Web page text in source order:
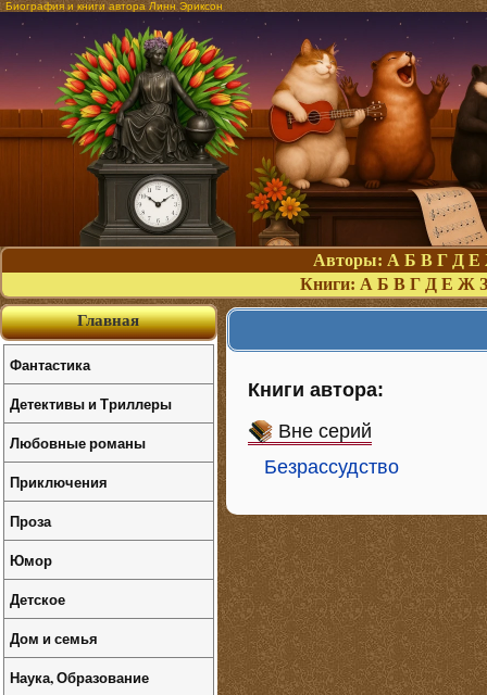
Биография и книги автора Линн Эриксон
Авторы: А Б В Г Д Е
Книги: А Б В Г Д Е Ж З
Книги автора:
Вне серий
Безрассудство
Главная
Фантастика
Детективы и Триллеры
Любовные романы
Приключения
Проза
Юмор
Детское
Дом и семья
Наука, Образование